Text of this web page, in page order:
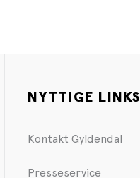
NYTTIGE LINKS
Kontakt Gyldendal
Presseservice